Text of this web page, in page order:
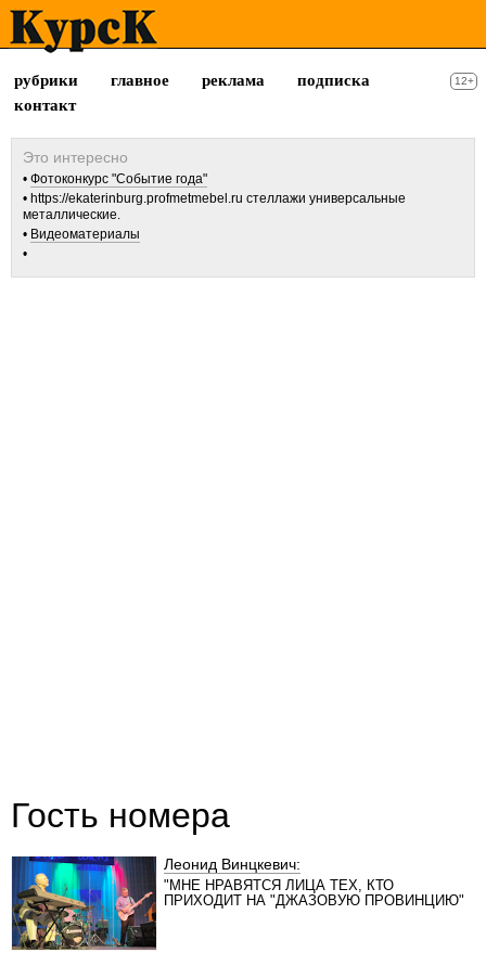
рубрики главное реклама
подписка
контакт
12+
Фотоконкурс "Событие года"
https://ekaterinburg.profmetmebel.ru стеллажи универсальные
металлические.
Видеоматериалы
Гость номера
Леонид Винцкевич:
"МНЕ НРАВЯТСЯ ЛИЦА ТЕХ, КТО
ПРИХОДИТ НА "ДЖАЗОВУЮ ПРОВИНЦИЮ"